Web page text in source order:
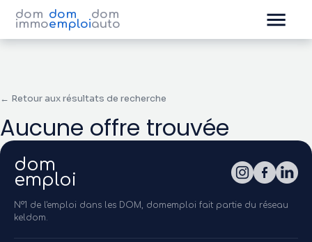
dom
immo
dom
emploi
dom
auto
← Retour aux résultats de recherche
Aucune offre trouvée
dom
emploi
N°1 de l'emploi dans les DOM, domemploi fait partie du réseau
keldom.